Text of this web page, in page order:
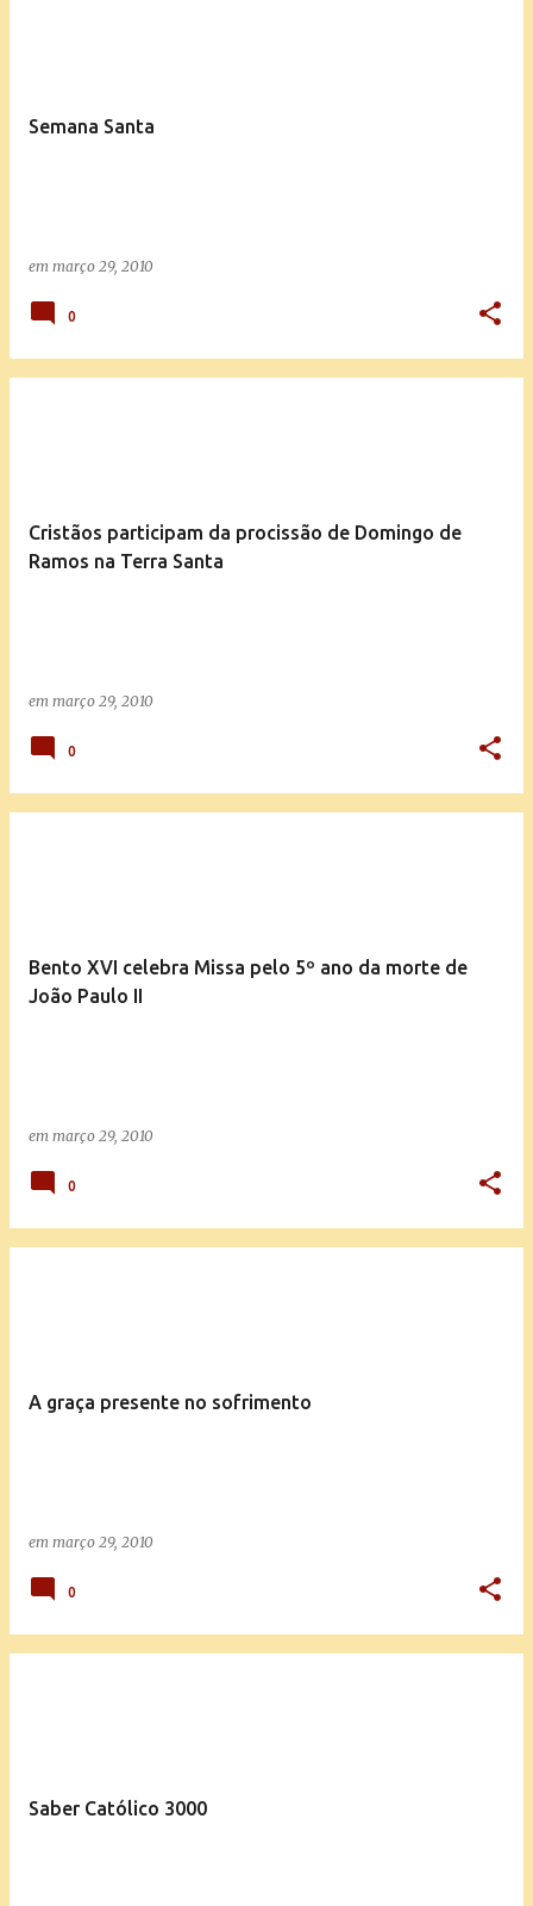
Semana Santa
em março 29, 2010
0
Cristãos participam da procissão de Domingo de
Ramos na Terra Santa
em março 29, 2010
0
Bento XVI celebra Missa pelo 5º ano da morte de
João Paulo II
em março 29, 2010
0
A graça presente no sofrimento
em março 29, 2010
0
Saber Católico 3000